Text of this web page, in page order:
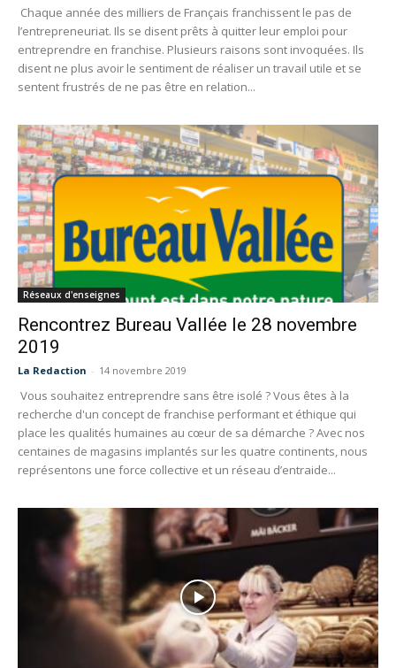
Chaque année des milliers de Français franchissent le pas de
l’entrepreneuriat. Ils se disent prêts à quitter leur emploi pour
entreprendre en franchise. Plusieurs raisons sont invoquées. Ils
disent ne plus avoir le sentiment de réaliser un travail utile et se
sentent frustrés de ne pas être en relation...
Réseaux d'enseignes
Rencontrez Bureau Vallée le 28 novembre
2019
La Redaction - 14 novembre 2019
Vous souhaitez entreprendre sans être isolé ? Vous êtes à la
recherche d'un concept de franchise performant et éthique qui
place les qualités humaines au cœur de sa démarche ? Avec nos
centaines de magasins implantés sur les quatre continents, nous
représentons une force collective et un réseau d’entraide...